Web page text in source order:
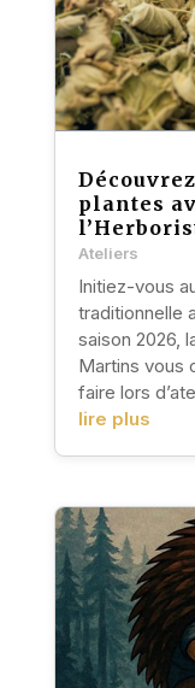
plantes
Ateliers
Initiez-vous
traditionnelle
saison 2026,
Martins vous
faire lors
lire plus